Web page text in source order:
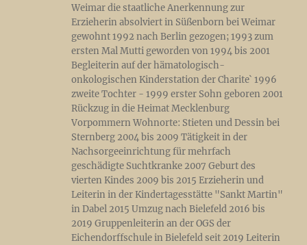
Weimar die staatliche Anerkennung zur
Erzieherin absolviert in Süßenborn bei Weimar
gewohnt 1992 nach Berlin gezogen; 1993 zum
ersten Mal Mutti geworden von 1994 bis 2001
Begleiterin auf der hämatologisch-
onkologischen Kinderstation der Charite` 1996
zweite Tochter - 1999 erster Sohn geboren 2001
Rückzug in die Heimat Mecklenburg
Vorpommern Wohnorte: Stieten und Dessin bei
Sternberg 2004 bis 2009 Tätigkeit in der
Nachsorgeeinrichtung für mehrfach
geschädigte Suchtkranke 2007 Geburt des
vierten Kindes 2009 bis 2015 Erzieherin und
Leiterin in der Kindertagesstätte "Sankt Martin"
in Dabel 2015 Umzug nach Bielefeld 2016 bis
2019 Gruppenleiterin an der OGS der
Eichendorffschule in Bielefeld seit 2019 Leiterin